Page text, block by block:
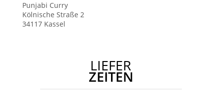
Punjabi Curry
Kölnische Straße 2
34117 Kassel
LIEFER
ZEITEN